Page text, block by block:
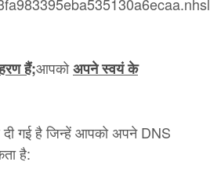
हैं;आपकोअपने स्वयं के
दी गई है जिन्हें आपको अपने DNS
है: